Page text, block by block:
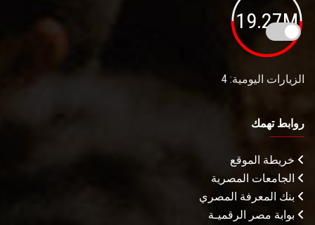
19.27M
الزيارات اليومية: 4
روابط تهمك
خريطة الموقع
الجامعات المصرية
بنك المعرفة المصري
بوابة مصر الرقميـة